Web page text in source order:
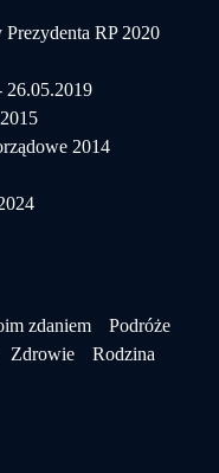
RP 2020
26.05.2019
2014
zdaniem
Podróże
Zdrowie Rodzina